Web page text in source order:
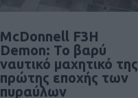
McDonnell F3H
Demon: Το βαρύ
ναυτικό μαχητικό της
πρώτης εποχής των
πυραύλων